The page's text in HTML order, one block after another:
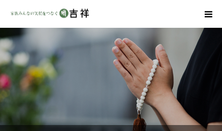
商品ラインナップ
墓地・霊園を探す
吉祥の特徴